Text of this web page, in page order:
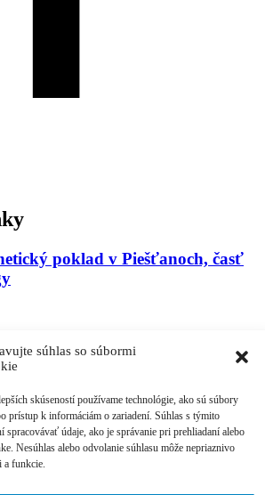
súhlas so súbormi
skúseností používame technológie, ako sú súbory
prístup k informáciám o zariadení. Súhlas s týmito
spracovávať údaje, ako je správanie pri prehliadaní alebo
Nesúhlas alebo odvolanie súhlasu môže nepriaznivo
funkcie.
poklad v Piešťanoch, časť
na tému Zdravé strukoviny